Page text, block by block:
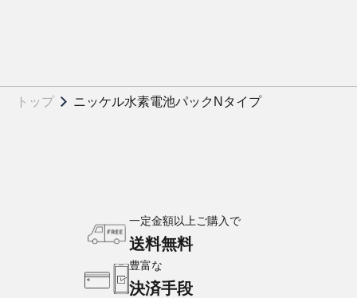
トップ ニッケル水素電池パックNタイプ
一定金額以上ご購入で
送料無料
豊富な
決済手段